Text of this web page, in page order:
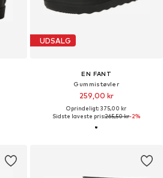
UDSALG
EN FANT
Gummistøvler
259,00 kr
Oprindeligt: 375,00 kr
Sidste laveste pris:265,50 kr-2%